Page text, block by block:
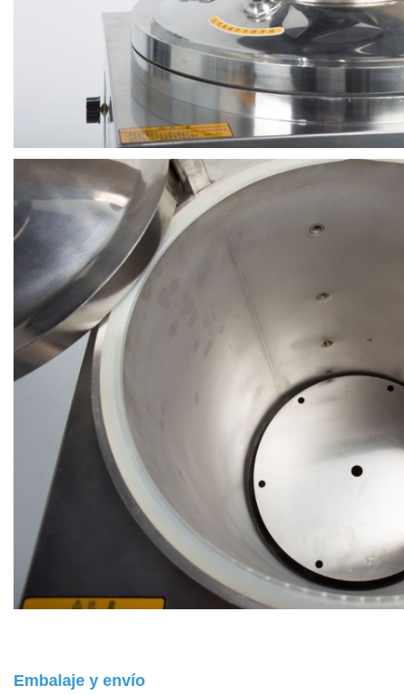
Embalaje y envío